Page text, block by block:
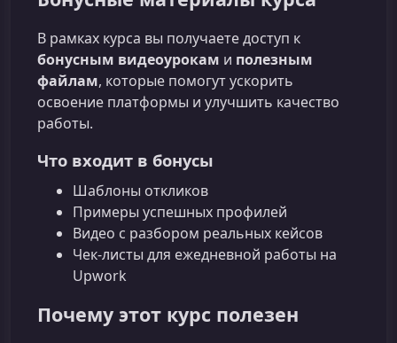
В рамках курса вы получаете доступ к
бонусным видеоурокам и полезным
файлам, которые помогут ускорить
освоение платформы и улучшить качество
работы.
Что входит в бонусы
Шаблоны откликов
Примеры успешных профилей
Видео с разбором реальных кейсов
Чек‑листы для ежедневной работы на
Upwork
Почему этот курс полезен